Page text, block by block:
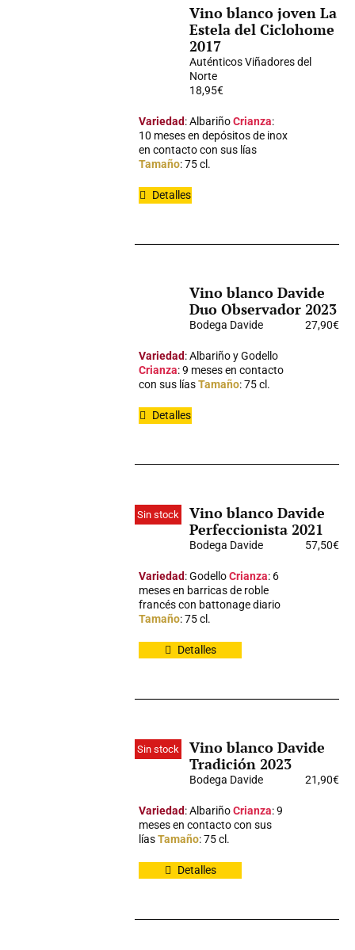
Vino blanco joven La
Estela del Ciclohome
2017
Auténticos Viñadores del
Norte
18,95€
Variedad: AlbariñoCrianza:
10 meses en depósitos de inox
en contacto con sus lías
Tamaño: 75 cl.
Detalles
Vino blanco Davide
Duo Observador 2023
Bodega Davide 27,90€
Variedad: Albariño y Godello
Crianza: 9 meses en contacto
con sus líasTamaño: 75 cl.
Detalles
Sin stock
Vino blanco Davide
Perfeccionista 2021
Bodega Davide 57,50€
Variedad: GodelloCrianza: 6
meses en barricas de roble
francés con battonage diario
Tamaño: 75 cl.
Detalles
Sin stock
Vino blanco Davide
Tradición 2023
Bodega Davide 21,90€
Variedad: AlbariñoCrianza: 9
meses en contacto con sus
líasTamaño: 75 cl.
Detalles